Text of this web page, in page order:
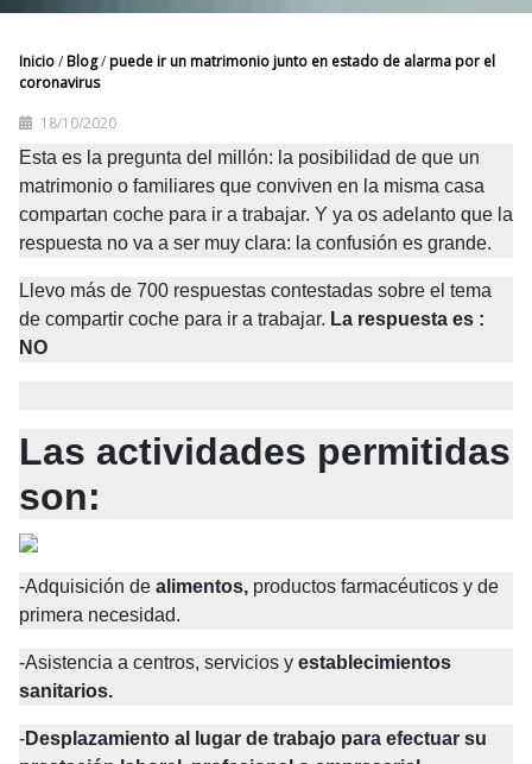
Inicio/Blog/puede ir un matrimonio junto en estado de alarma por el
coronavirus
18/10/2020
Esta es la pregunta del millón: la posibilidad de que un
matrimonio o familiares que conviven en la misma casa
compartan coche para ir a trabajar. Y ya os adelanto que la
respuesta no va a ser muy clara: la confusión es grande.
Llevo más de 700 respuestas contestadas sobre el tema
de compartir coche para ir a trabajar. La respuesta es :
NO
Las actividades permitidas
son:
-Adquisición de alimentos, productos farmacéuticos y de
primera necesidad.
-Asistencia a centros, servicios y establecimientos
sanitarios.
-Desplazamiento al lugar de trabajo para efectuar su